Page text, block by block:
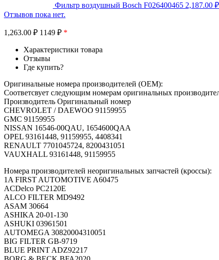
Фильтр воздушный Bosch F026400465 2,187.00 ₽
Отзывов пока нет.
1,263.00 ₽ 1149 ₽ *
Характеристики товара
Отзывы
Где купить?
Оригинальные номера производителей (OEM):
Соответсвует следующим номерам оригинальных
Производитель Оригинальный номер
CHEVROLET / DAEWOO 91159955
GMC 91159955
NISSAN 16546-00QAU, 1654600QAA
OPEL 93161448, 91159955, 4408341
RENAULT 7701045724, 8200431051
VAUXHALL 93161448, 91159955
Номера производителей неоригинальных запчастей (кроссы):
1A FIRST AUTOMOTIVE A60475
ACDelco PC2120E
ALCO FILTER MD9492
ASAM 30664
ASHIKA 20-01-130
ASHUKI 03961501
AUTOMEGA 30820004310051
BIG FILTER GB-9719
BLUE PRINT ADZ92217